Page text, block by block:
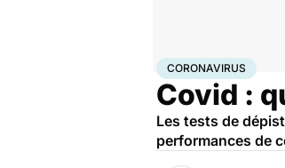
AccueilSantéCoronavirus
CORONAVIRUS
Covid :
Les tests de
performances de